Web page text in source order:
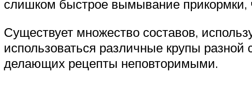
слишком быстрое вымывание прикормки,
Существует множество составов,
использоваться различные крупы разной
делающих рецепты неповторимыми.